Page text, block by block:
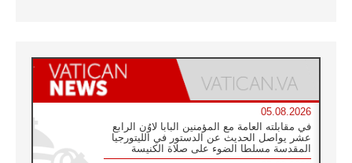
05.08.2026
في مقابلته العامة مع المؤمنين البابا لاوُن الرابع
عشر يواصل الحديث عن الدستور في الليتورجيا
المقدسة مسلطا الضوء على صلاة الكنيسة